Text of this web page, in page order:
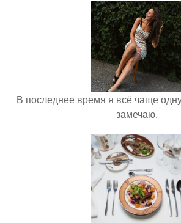
В последнее время я всё чаще
замечаю.